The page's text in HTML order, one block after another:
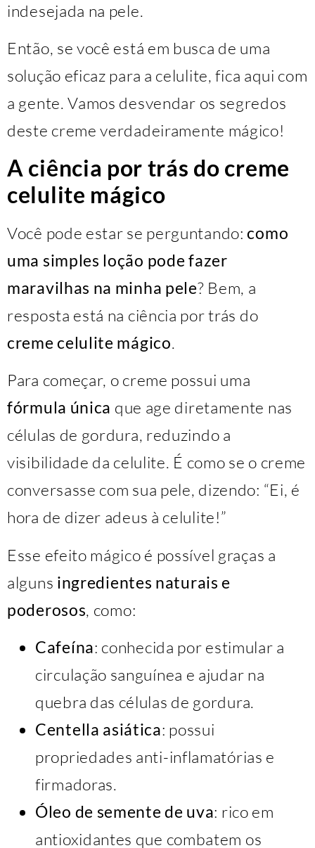
indesejada na pele.
Então, se você está em busca de uma
solução eficaz para a celulite, fica aqui com
a gente. Vamos desvendar os segredos
deste creme verdadeiramente mágico!
A ciência por trás do creme
celulite mágico
Você pode estar se perguntando:como
uma simples loção pode fazer
maravilhas na minha pele? Bem, a
resposta está na ciência por trás do
creme celulite mágico.
Para começar, o creme possui uma
fórmula única que age diretamente nas
células de gordura, reduzindo a
visibilidade da celulite. É como se o creme
conversasse com sua pele, dizendo: “Ei, é
hora de dizer adeus à celulite!”
Esse efeito mágico é possível graças a
alguns ingredientes naturais e
poderosos, como:
Cafeína: conhecida por estimular a
circulação sanguínea e ajudar na
quebra das células de gordura.
Centella asiática: possui
propriedades anti-inflamatórias e
firmadoras.
Óleo de semente de uva: rico em
antioxidantes que combatem os